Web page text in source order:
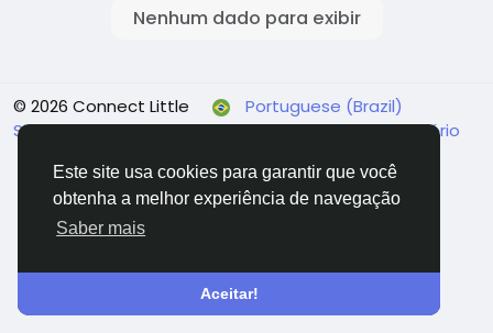
Este site usa cookies para garantir que você
obtenha a melhor experiência de navegação
Saber mais
Aceitar!
Nenhum dado para exibir
© 2026 Connect Little
Portuguese (Brazil)
Sobre Termos Privacidade Fale conosco Diretório